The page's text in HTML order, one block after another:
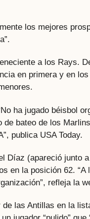
los mejores
a los Rays.
en primera y en
No ha jugado béisbol
bateo de los
publica USA Today.
Díaz (apareció junto
en la posición 62.
refleja la
las Antillas en la